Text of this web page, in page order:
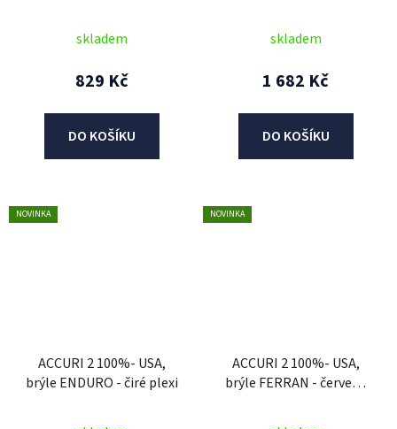
skladem
829 Kč
DO KOŠÍKU
skladem
1 682 Kč
DO KOŠÍKU
NOVINKA
ACCURI 2 100%- USA,
brýle ENDURO - čiré plexi
NOVINKA
ACCURI 2 100%- USA,
brýle FERRAN - červené